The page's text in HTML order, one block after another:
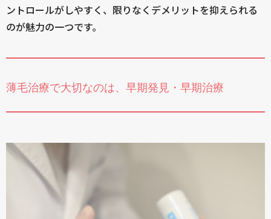
ントロールがしやすく、限りなくデメリットを抑えられる
のが魅力の一つです。
薄毛治療で大切なのは、早期発見・早期治療